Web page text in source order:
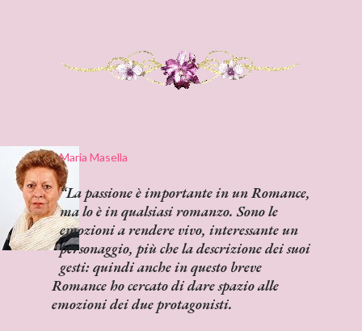
Maria Masella
La passione è importante in un Romance,
ma lo è in qualsiasi romanzo. Sono le
emozioni a rendere vivo, interessante un
personaggio, più che la descrizione dei suoi
gesti: quindi anche in questo breve
Romance ho cercato di dare spazio alle
emozioni dei due protagonisti.